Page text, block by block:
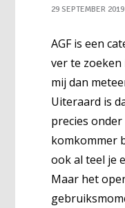
29 SEPTEMBER 2019
AGF is een
ver te
mij dan
Uiteraard is
precies
komkommer
ook al teel je
Maar het